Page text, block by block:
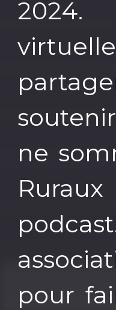
2024.
ne
pour